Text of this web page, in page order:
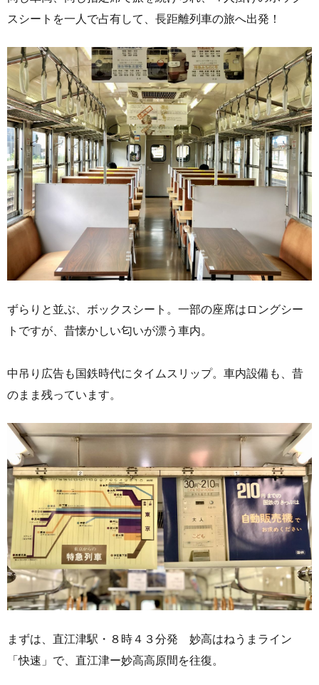
スシートを一人で占有して、長距離列車の旅へ出発！
ずらりと並ぶ、ボックスシート。一部の座席はロングシー
トですが、昔懐かしい匂いが漂う車内。
中吊り広告も国鉄時代にタイムスリップ。車内設備も、昔
のまま残っています。
まずは、直江津駅・８時４３分発 妙高はねうまライン
「快速」で、直江津ー妙高高原間を往復。